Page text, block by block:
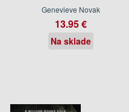
Genevieve Novak
13.95 €
Na sklade